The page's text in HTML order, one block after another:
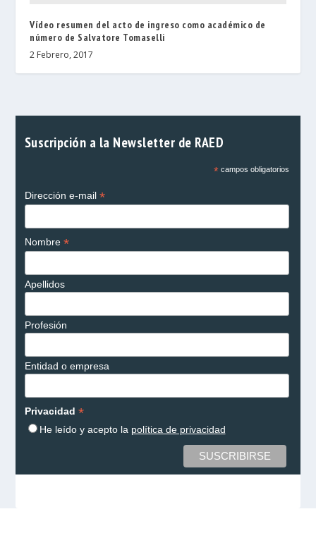
Vídeo resumen del acto de ingreso como académico de
número de Salvatore Tomaselli
2 Febrero, 2017
Suscripción a la Newsletter de RAED
*campos obligatorios
Dirección e-mail *
Nombre *
Apellidos
Profesión
Entidad o empresa
Privacidad *
He leído y acepto la política de privacidad